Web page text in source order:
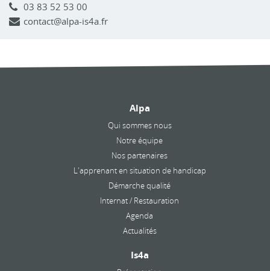
03 83 52 53 00
contact@alpa-is4a.fr
Alpa
Qui sommes nous
Notre équipe
Nos partenaires
L'apprenant en situation de handicap
Démarche qualité
Internat / Restauration
Agenda
Actualités
Is4a